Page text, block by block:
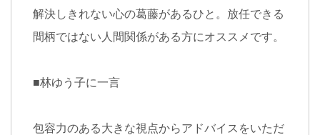
解決しきれない心の葛藤があるひと。放任できる
間柄ではない人間関係がある方にオススメです。
■林ゆう子に一言
包容力のある大きな視点からアドバイスをいただ